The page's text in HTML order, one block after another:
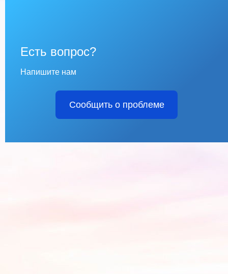
Есть вопрос?
Напишите нам
Сообщить о проблеме